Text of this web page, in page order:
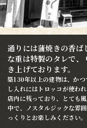
通りには蒲焼きの香ば
な重は特製のタレで、
き上げております。
築130年以上の建物は、かつ
し入れにはトロッコが使われ
店内に残っており、とても風
中で、ノスタルジックな雰
っくりとお楽しみください。